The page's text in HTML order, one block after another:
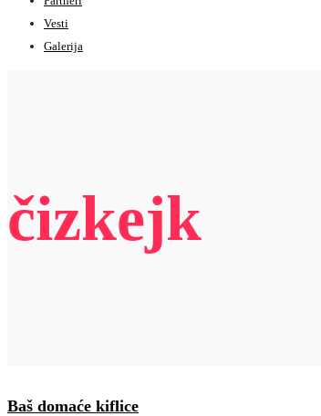
Vesti
Galerija
čizkejk
Baš domaće kiflice